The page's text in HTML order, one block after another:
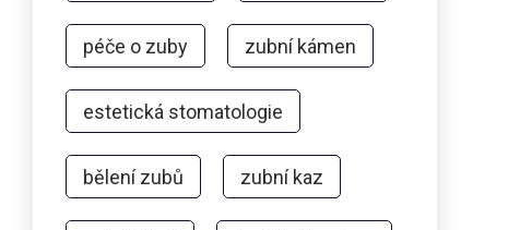
péče o zuby zubní kámen
estetická stomatologie
bělení zubů zubní kaz